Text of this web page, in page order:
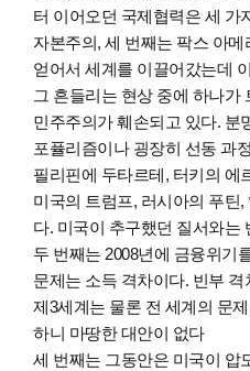
터 이어오던 국제협력은 세 가
자본주의, 세 번째는 팍스 아
얻어서 세계를 이끌어갔는데
그 흔들리는 현상 중에 하나가
민주주의가 훼손되고 있다. 분
포퓰리즘이나 굉장히 선동 과
필리핀에 두타르테, 터키의 에
미국의 트럼프, 러시아의 푸틴
다. 미국이 추구했던 질서와는
두 번째는 2008년에 금융위기
문제는 소득 격차이다. 빈부
제3세계는 물론 전 세계의 문
하니 마땅한 대안이 없다
세 번째는 그동안은 미국이 압